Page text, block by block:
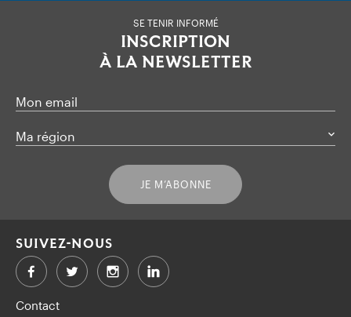
SE TENIR INFORMÉ
INSCRIPTION
À LA NEWSLETTER
Mon email
Ma région
JE M’ABONNE
Contact
SUIVEZ-NOUS
FacebookTwitter LinkedIn